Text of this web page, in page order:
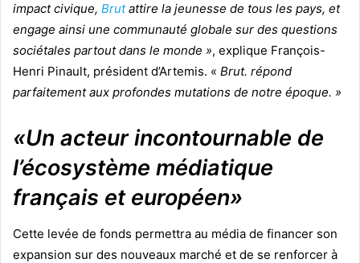
impact civique, Brutattire la jeunesse de tous les pays, et
engage ainsi une communauté globale sur des questions
sociétales partout dans le monde », explique François-
Henri Pinault, président d’Artemis. « Brut. répond
parfaitement aux profondes mutations de notre époque. »
«Un acteur incontournable de
l’écosystème médiatique
français et européen»
Cette levée de fonds permettra au média de financer son
expansion sur des nouveaux marché et de se renforcer à